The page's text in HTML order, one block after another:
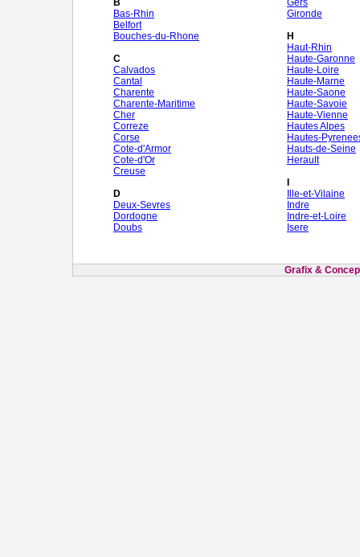
B
Bas-Rhin
Belfort
Bouches-du-Rhone
C
Calvados
Cantal
Charente
Charente-Maritime
Cher
Correze
Corse
Cote-d'Armor
Cote-d'Or
Creuse
D
Deux-Sevres
Dordogne
Doubs
Gers
Gironde
H
Haut-Rhin
Haute-Garonne
Haute-Loire
Haute-Marne
Haute-Saone
Haute-Savoie
Haute-Vienne
Hautes Alpes
Hautes-
Hauts-de-Seine
Herault
Ille-et-Vilaine
Indre
Indre-et-Loire
Isere
Grafix &